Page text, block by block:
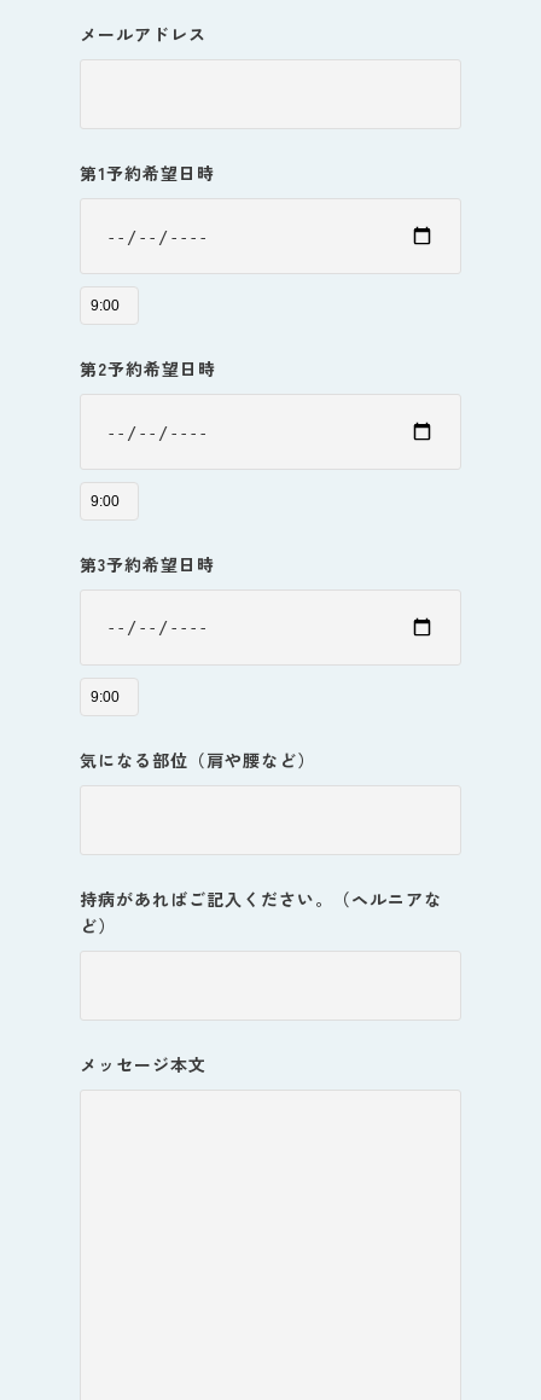
メールアドレス
第1予約希望日時
第2予約希望日時
第3予約希望日時
気になる部位（肩や腰など）
持病があればご記入ください。（ヘルニアな
ど）
メッセージ本文